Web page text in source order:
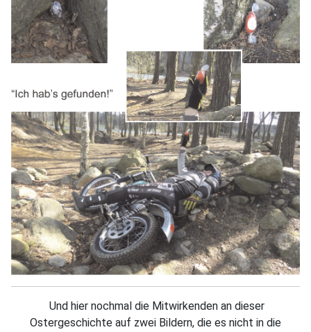
Und hier nochmal die Mitwirkenden an dieser
Ostergeschichte auf zwei Bildern, die es nicht in die